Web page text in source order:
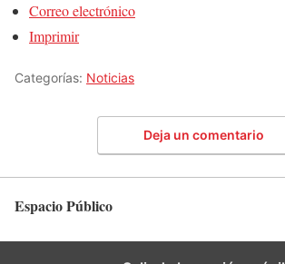
Correo electrónico
Imprimir
Categorías: Noticias
Deja un comentario
Espacio Público